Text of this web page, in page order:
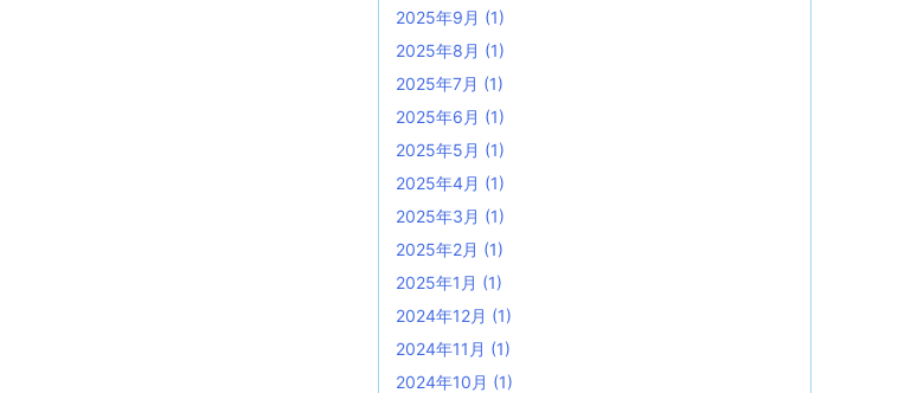
2025年9月 (1)
2025年8月 (1)
2025年7月 (1)
2025年6月 (1)
2025年5月 (1)
2025年4月 (1)
2025年3月 (1)
2025年2月 (1)
2025年1月 (1)
2024年12月 (1)
2024年11月 (1)
2024年10月 (1)